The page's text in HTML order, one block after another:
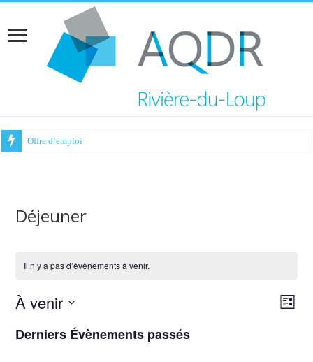
Offre d’emploi
Déjeuner
Il n’y a pas d’évènements à venir.
de
Liste
À venir
une
Derniers Évènements passés